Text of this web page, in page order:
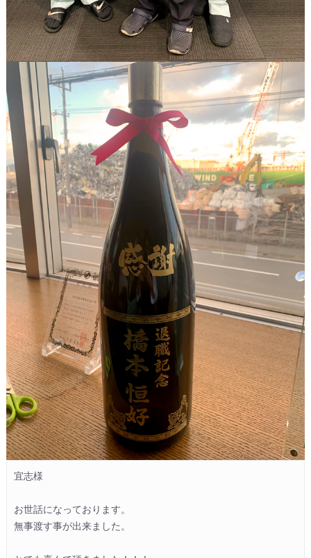
宜志様
お世話になっております。
無事渡す事が出来ました。